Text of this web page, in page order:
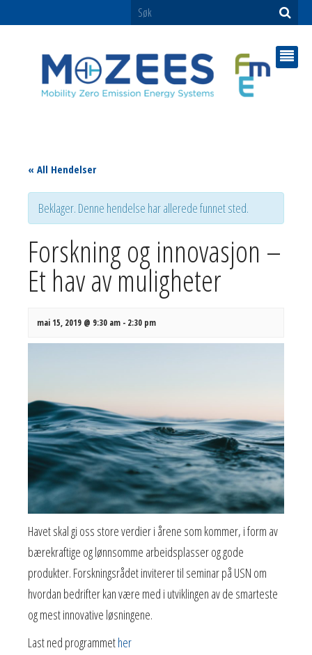
« All Hendelser
Beklager. Denne hendelse har allerede funnet sted.
Forskning og innovasjon –
Et hav av muligheter
mai 15, 2019 @ 9:30 am - 2:30 pm
Havet skal gi oss store verdier i årene som kommer, i form av
bærekraftige og lønnsomme arbeidsplasser og gode
produkter. Forskningsrådet inviterer til seminar på USN om
hvordan bedrifter kan være med i utviklingen av de smarteste
og mest innovative løsningene.
Last ned programmether